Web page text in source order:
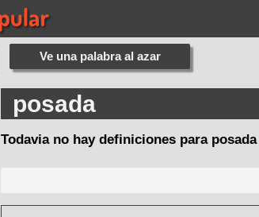
Ve una palabra al azar
posada
Todavia no hay definiciones para posada